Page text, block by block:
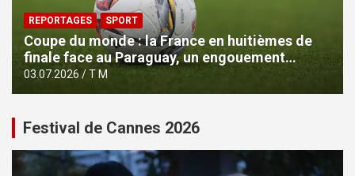
REPORTAGES SPORT
Coupe du monde : la France en huitièmes de
finale face au Paraguay, un engouement
partagé malgré des perceptions contrastées
03.07.2026 T M
Festival de Cannes 2026